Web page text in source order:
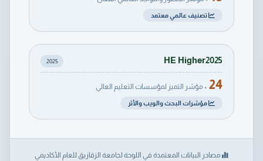
تصنيف عالمي معتمد
HE Higher2025
2025
24 • مؤشر التميز لمؤسسات التعليم العالي
مؤشرات البحث والويب والأثر
مصادر البيانات المعتمدة في اللوحة لجامعة الزقازيق للعام الأكاديمي